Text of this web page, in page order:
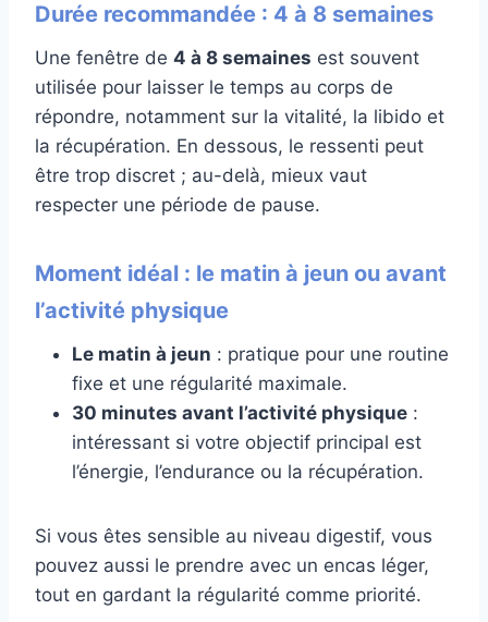
Durée recommandée : 4 à 8 semaines
Une fenêtre de 4 à 8 semaines est souvent
utilisée pour laisser le temps au corps de
répondre, notamment sur la vitalité, la libido et
la récupération. En dessous, le ressenti peut
être trop discret ; au-delà, mieux vaut
respecter une période de pause.
Moment idéal : le matin à jeun ou avant
l’activité physique
Le matin à jeun : pratique pour une routine
fixe et une régularité maximale.
30 minutes avant l’activité physique :
intéressant si votre objectif principal est
l’énergie, l’endurance ou la récupération.
Si vous êtes sensible au niveau digestif, vous
pouvez aussi le prendre avec un encas léger,
tout en gardant la régularité comme priorité.